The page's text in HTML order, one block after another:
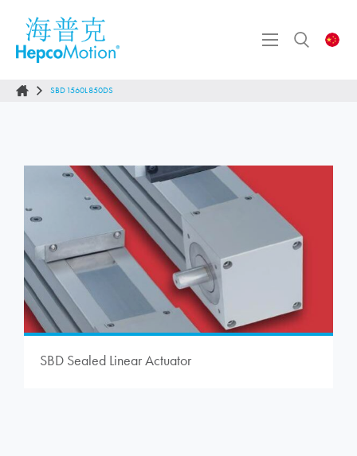
SBD1560L850DS
SBD Sealed Linear Actuator